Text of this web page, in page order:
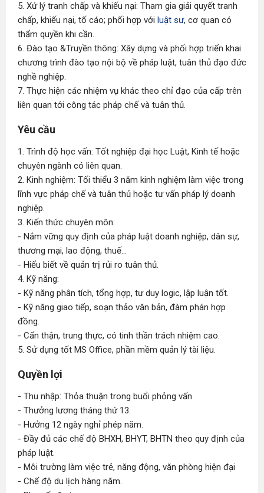
5. Xử lý tranh chấp và khiếu nại: Tham gia giải quyết tranh
chấp, khiếu nại, tố cáo; phối hợp với luật sư, cơ quan có
thẩm quyền khi cần.
6. Đào tạo &Truyền thông: Xây dựng và phối hợp triển khai
chương trình đào tạo nội bộ về pháp luật, tuân thủ đạo đức
nghề nghiệp.
7. Thực hiện các nhiệm vụ khác theo chỉ đạo của cấp trên
liên quan tới công tác pháp chế và tuân thủ.
Yêu cầu
1. Trình độ học vấn: Tốt nghiệp đại học Luật, Kinh tế hoặc
chuyên ngành có liên quan.
2. Kinh nghiệm: Tối thiểu 3 năm kinh nghiệm làm việc trong
lĩnh vực pháp chế và tuân thủ hoặc tư vấn pháp lý doanh
nghiệp.
3. Kiến thức chuyên môn:
- Nắm vững quy định của pháp luật doanh nghiệp, dân sự,
thương mại, lao động, thuế...
- Hiểu biết về quản trị rủi ro tuân thủ.
4. Kỹ năng:
- Kỹ năng phân tích, tổng hợp, tư duy logic, lập luận tốt.
- Kỹ năng giao tiếp, soạn thảo văn bản, đàm phán hợp
đồng.
- Cẩn thận, trung thực, có tinh thần trách nhiệm cao.
5. Sử dụng tốt MS Office, phần mềm quản lý tài liệu.
Quyền lợi
- Thu nhập: Thỏa thuận trong buổi phỏng vấn
- Thưởng lương tháng thứ 13.
- Hưởng 12 ngày nghỉ phép năm.
- Đầy đủ các chế độ BHXH, BHYT, BHTN theo quy định của
pháp luật.
- Môi trường làm việc trẻ, năng động, văn phòng hiện đại
- Chế độ du lịch hàng năm.